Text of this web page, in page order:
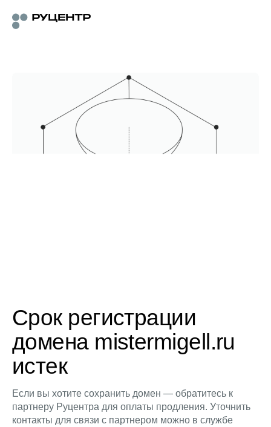
Срок регистрации
домена mistermigell.ru
истек
Если вы хотите сохранить домен — обратитесь к
партнеру Руцентра для оплаты продления. Уточнить
контакты для связи с партнером можно в службе